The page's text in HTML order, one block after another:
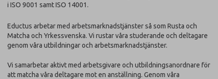
i ISO 9001 samt ISO 14001.
Eductus arbetar med arbetsmarknadstjänster så som Rusta och
Matcha och Yrkessvenska. Vi rustar våra studerande och deltagare
genom våra utbildningar och arbetsmarknadstjänster.
Vi samarbetar aktivt med arbetsgivare och utbildningsanordnare för
att matcha våra deltagare mot en anställning. Genom våra